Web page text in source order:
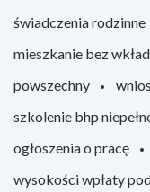
świadczenia rodzinne
mieszkanie bez
powszechny
szkolenie bhp
ogłoszenia o pracę
wysokości wpłaty